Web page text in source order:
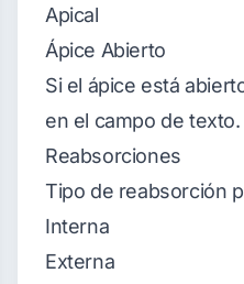
Apical
Ápice Abierto
Si el ápice está
en el campo de texto.
Reabsorciones
Tipo de reabsorción
Interna
Externa